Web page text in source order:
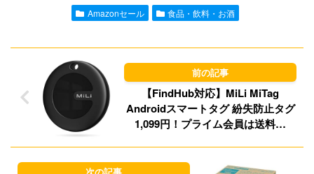
l o
o
n
y
Amazonセール 食品・飲料・お酒
【FindHub対応】MiLi MiTag
Androidスマートタグ 紛失防止タグ
1,099円！プライム会員は送料無